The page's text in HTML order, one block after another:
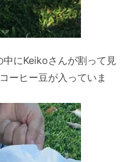
にKeikoさんが割って見
ーヒー豆が入っていま